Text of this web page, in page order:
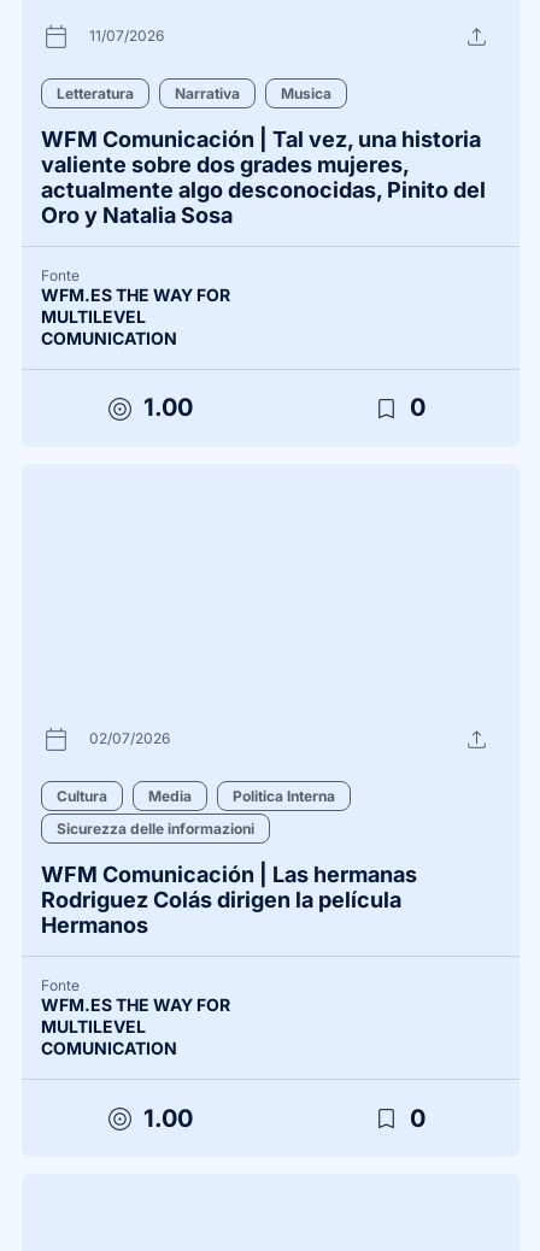
calendar_today 11/07/2026 upload
Letteratura Narrativa Musica
WFM Comunicación | Tal vez, una historia
valiente sobre dos grades mujeres,
actualmente algo desconocidas, Pinito del
Oro y Natalia Sosa
Fonte
WFM.ES THE WAY FOR
MULTILEVEL
COMUNICATION
target 1.00 bookmark_border 0
calendar_today 02/07/2026 upload
Cultura Media
Politica Interna
Sicurezza delle informazioni
WFM Comunicación | Las hermanas
Rodriguez Colás dirigen la película
Hermanos
Fonte
WFM.ES THE WAY FOR
MULTILEVEL
COMUNICATION
target 1.00 bookmark_border 0